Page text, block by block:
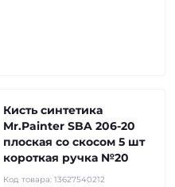
Кисть синтетика
Mr.Painter SBA 206-20
плоская со скосом 5 шт
короткая ручка №20
Код товара: 13627540212